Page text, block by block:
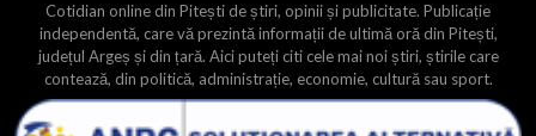
Cotidian online din Pitești de știri, opinii și publicitate. Publicație
independentă, care vă prezintă informații de ultimă oră din Pitești,
județul Argeș și din țară. Aici puteți citi cele mai noi știri, știrile care
contează, din politică, administrație, economie, cultură sau sport.